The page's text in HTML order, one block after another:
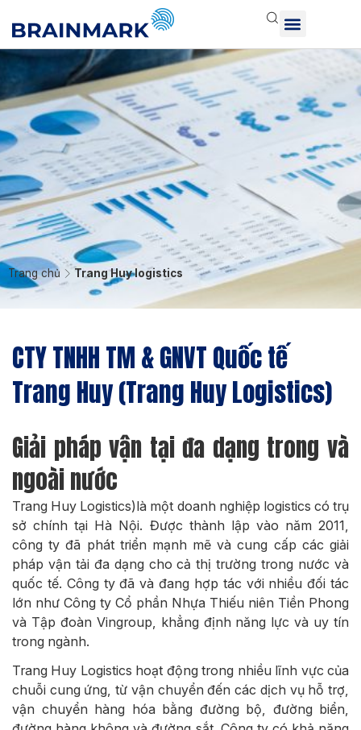
Trang chủ Trang Huy logistics
CTY TNHH TM & GNVT Quốc tế
Trang Huy (Trang Huy Logistics)
Giải pháp vận tại đa dạng trong và
ngoài nước
Trang Huy Logistics)là một doanh nghiệp logistics có trụ
sở chính tại Hà Nội. Được thành lập vào năm 2011,
công ty đã phát triển mạnh mẽ và cung cấp các giải
pháp vận tải đa dạng cho cả thị trường trong nước và
quốc tế. Công ty đã và đang hợp tác với nhiều đối tác
lớn như Công ty Cổ phần Nhựa Thiếu niên Tiền Phong
và Tập đoàn Vingroup, khẳng định năng lực và uy tín
trong ngành.
Trang Huy Logistics hoạt động trong nhiều lĩnh vực của
chuỗi cung ứng, từ vận chuyển đến các dịch vụ hỗ trợ,
vận chuyển hàng hóa bằng đường bộ, đường biển,